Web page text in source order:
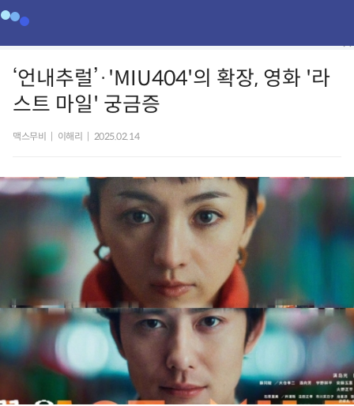
‘언내추럴’·'MIU404'의 확장, 영화 '라
스트 마일' 궁금증
맥스무비 이해리 2025.02.14